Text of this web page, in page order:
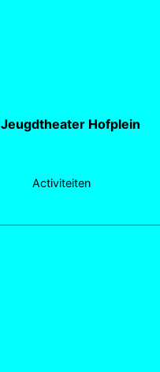
Jeugdtheater Hofplein
Activiteiten